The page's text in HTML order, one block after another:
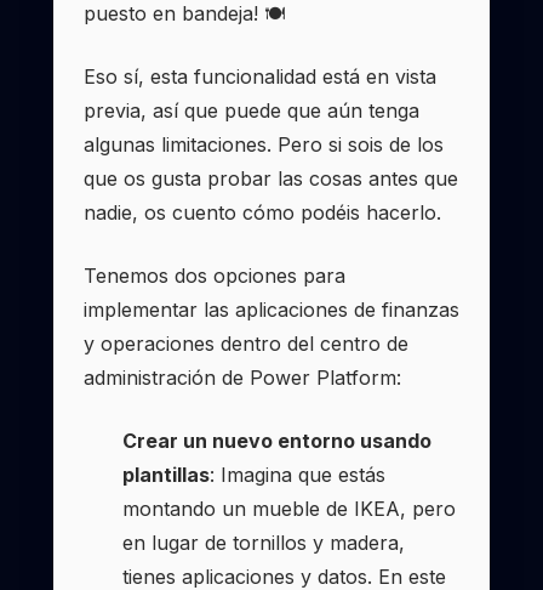
puesto en bandeja! 🍽️
Eso sí, esta funcionalidad está en vista
previa, así que puede que aún tenga
algunas limitaciones. Pero si sois de los
que os gusta probar las cosas antes que
nadie, os cuento cómo podéis hacerlo.
Tenemos dos opciones para
implementar las aplicaciones de finanzas
y operaciones dentro del centro de
administración de Power Platform:
Crear un nuevo entorno usando
plantillas: Imagina que estás
montando un mueble de IKEA, pero
en lugar de tornillos y madera,
tienes aplicaciones y datos. En este